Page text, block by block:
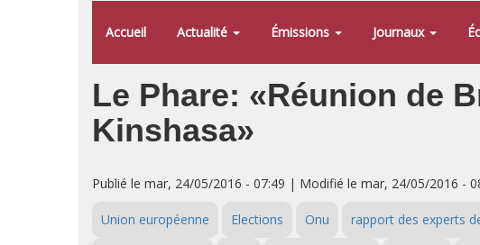
Accueil Actualité Émissions Journaux
Le Phare: «Réunion de
Kinshasa»
Publié le mar, 24/05/2016 - 07:49 | Modifié le mar, 24/05/2016 -
Union européenne Elections Onu rapport des experts